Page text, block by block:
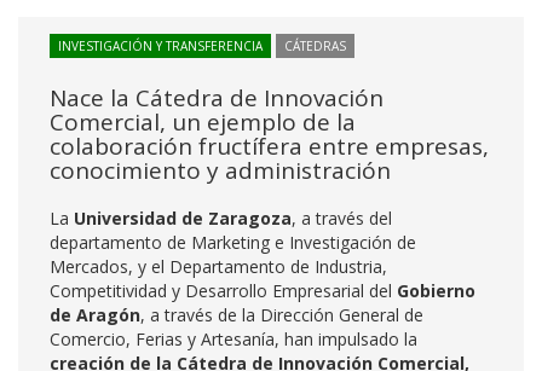
INVESTIGACIÓN Y TRANSFERENCIA CÁTEDRAS
Nace la Cátedra de Innovación
Comercial, un ejemplo de la
colaboración fructífera entre empresas,
conocimiento y administración
La Universidad de Zaragoza, a través del
departamento de Marketing e Investigación de
Mercados, y el Departamento de Industria,
Competitividad y Desarrollo Empresarial del Gobierno
de Aragón, a través de la Dirección General de
Comercio, Ferias y Artesanía, han impulsado la
creación de la Cátedra de Innovación Comercial,